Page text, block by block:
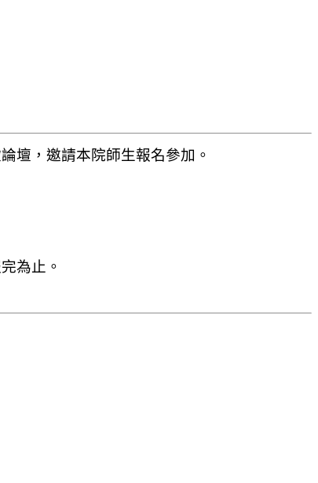
壇，邀請本院師生報名參加。
為止。